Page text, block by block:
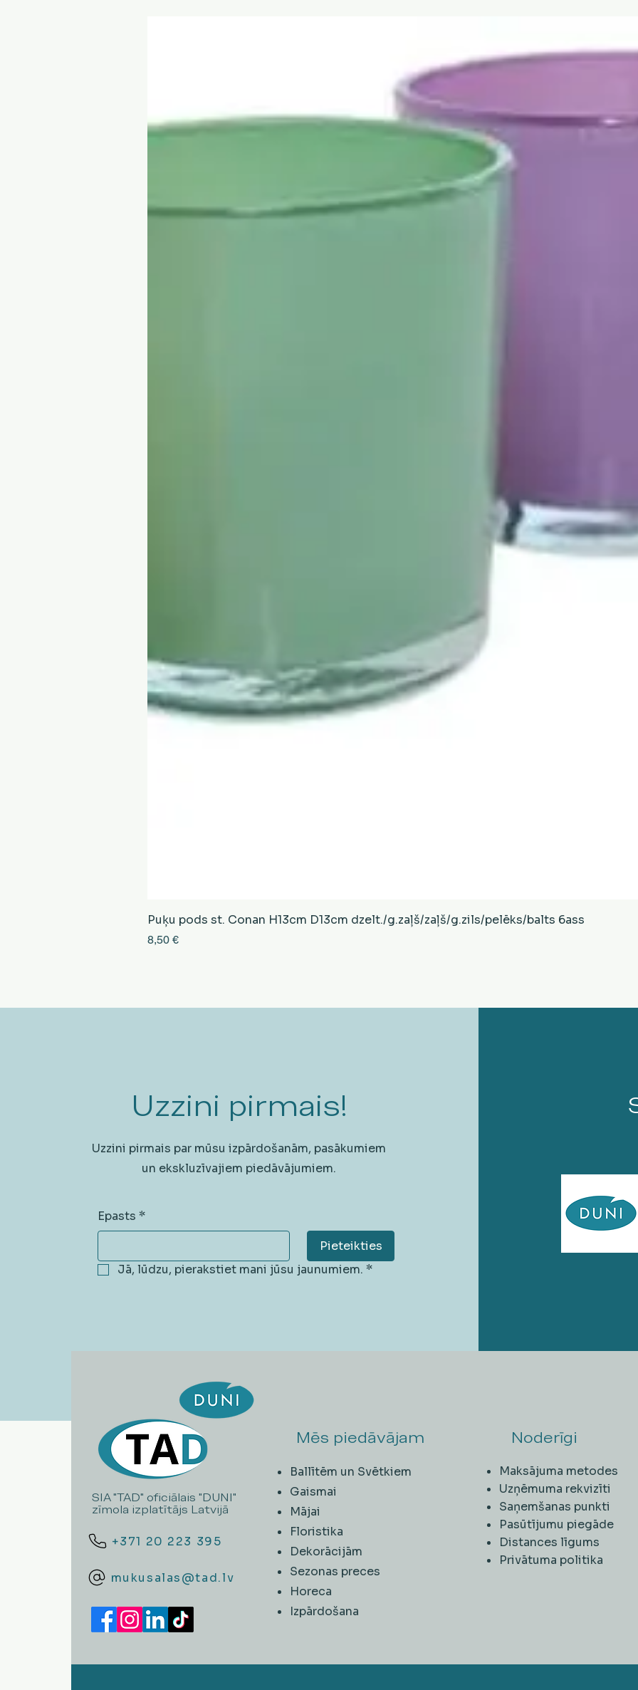
Ātrais skats
Puķu pods st. Conan H13cm D13cm dzelt./g.zaļš/zaļš/g.zils/pelēks/balts 6ass
Cena
8,50 €
Uzzini pirmais!
Uzzini pirmais par mūsu izpārdošanām, pasākumiem
un ekskluzīvajiem piedāvājumiem.
Epasts *
Pieteikties
Jā, lūdzu, pierakstiet mani jūsu jaunumiem. *
SIA "TAD" oficiālais "DUNI"
zīmola izplatītājs Latvijā
+371 20 223 395
mukusalas@tad.lv
Mēs piedāvājam
Ballītēm un Svētkiem
Gaismai
Mājai
Floristika
Dekorācijām
Sezonas preces
Horeca
​Izpārdošana
Noderīgi
Maksājuma metodes
Uzņēmuma rekvizīti
Saņemšanas punkti
Pasūtījumu piegāde
Distances līgums
Privātuma politika